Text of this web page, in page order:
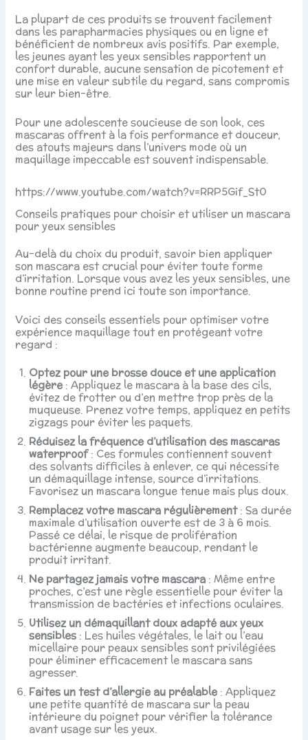
La plupart de ces produits se trouvent facilement
dans les parapharmacies physiques ou en ligne et
bénéficient de nombreux avis positifs. Par exemple,
les jeunes ayant les yeux sensibles rapportent un
confort durable, aucune sensation de picotement et
une mise en valeur subtile du regard, sans compromis
sur leur bien-être.
Pour une adolescente soucieuse de son look, ces
mascaras offrent à la fois performance et douceur,
des atouts majeurs dans l’univers mode où un
maquillage impeccable est souvent indispensable.
https://www.youtube.com/watch?v=RRP5Gif_St0
Conseils pratiques pour choisir et utiliser un mascara
pour yeux sensibles
Au-delà du choix du produit, savoir bien appliquer
son mascara est crucial pour éviter toute forme
d’irritation. Lorsque vous avez les yeux sensibles, une
bonne routine prend ici toute son importance.
Voici des conseils essentiels pour optimiser votre
expérience maquillage tout en protégeant votre
regard :
Optez pour une brosse douce et une application
légère: Appliquez le mascara à la base des cils,
évitez de frotter ou d’en mettre trop près de la
muqueuse. Prenez votre temps, appliquez en petits
zigzags pour éviter les paquets.
Réduisez la fréquence d’utilisation des mascaras
waterproof: Ces formules contiennent souvent
des solvants difficiles à enlever, ce qui nécessite
un démaquillage intense, source d’irritations.
Favorisez un mascara longue tenue mais plus doux.
Remplacez votre mascara régulièrement: Sa durée
maximale d’utilisation ouverte est de 3 à 6 mois.
Passé ce délai, le risque de prolifération
bactérienne augmente beaucoup, rendant le
produit irritant.
Ne partagez jamais votre mascara : Même entre
proches, c’est une règle essentielle pour éviter la
transmission de bactéries et infections oculaires.
Utilisez un démaquillant doux adapté aux yeux
sensibles : Les huiles végétales, le lait ou l’eau
micellaire pour peaux sensibles sont privilégiées
pour éliminer efficacement le mascara sans
agresser.
Faites un test d’allergie au préalable: Appliquez
une petite quantité de mascara sur la peau
intérieure du poignet pour vérifier la tolérance
avant usage sur les yeux.